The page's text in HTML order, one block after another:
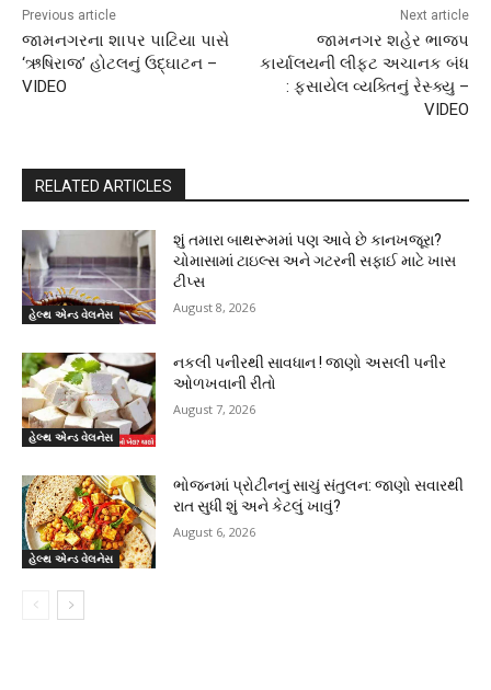
Previous article
જામનગરના શાપર પાટિયા પાસે
‘ઋષિરાજ’ હોટલનું ઉદ્ઘાટન –
VIDEO
Next article
જામનગર શહેર ભાજપ
કાર્યાલયની લીફ્ટ અચાનક બંધ
: ફસાયેલ વ્યક્તિનું રેસ્ક્યુ –
VIDEO
RELATED ARTICLES
હેલ્થ એન્ડ વેલનેસ
શું તમારા બાથરૂમમાં પણ આવે છે કાનખજૂરા?
ચોમાસામાં ટાઇલ્સ અને ગટરની સફાઈ માટે ખાસ
ટીપ્સ
August 8, 2026
હેલ્થ એન્ડ વેલનેસ
નકલી પનીરથી સાવધાન ! જાણો અસલી પનીર
ઓળખવાની રીતો
August 7, 2026
હેલ્થ એન્ડ વેલનેસ
ભોજનમાં પ્રોટીનનું સાચું સંતુલન: જાણો સવારથી
રાત સુધી શું અને કેટલું ખાવું?
August 6, 2026